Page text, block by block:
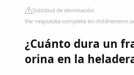
Solicitud de eliminación
Ver respuesta completa en
¿Cuánto dura un
orina en la